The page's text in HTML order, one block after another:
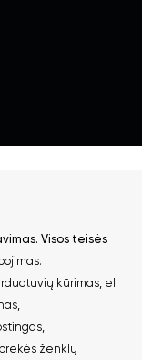
Visos teisės
.
kūrimas, el.
,.
prekės ženklų